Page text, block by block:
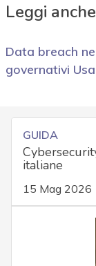
Leggi
Data breach
governativi
GUIDA
italiane
15 Mag 2026